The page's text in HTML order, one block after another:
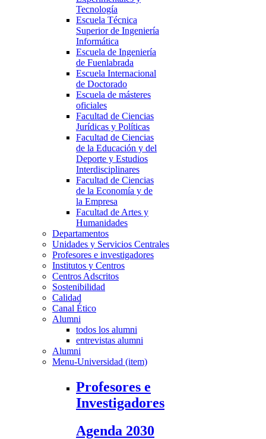
Tecnología
Escuela Técnica
Superior de Ingeniería
Informática
Escuela de Ingeniería
de Fuenlabrada
Escuela Internacional
de Doctorado
Escuela de másteres
oficiales
Facultad de Ciencias
Jurídicas y Políticas
Facultad de Ciencias
de la Educación y del
Deporte y Estudios
Interdisciplinares
Facultad de Ciencias
de la Economía y de
la Empresa
Facultad de Artes y
Humanidades
Departamentos
Unidades y Servicios Centrales
Profesores e investigadores
Institutos y Centros
Centros Adscritos
Sostenibilidad
Calidad
Canal Ético
Alumni
todos los alumni
entrevistas alumni
Alumni
Menu-Universidad (item)
Profesores e
Investigadores
Agenda 2030